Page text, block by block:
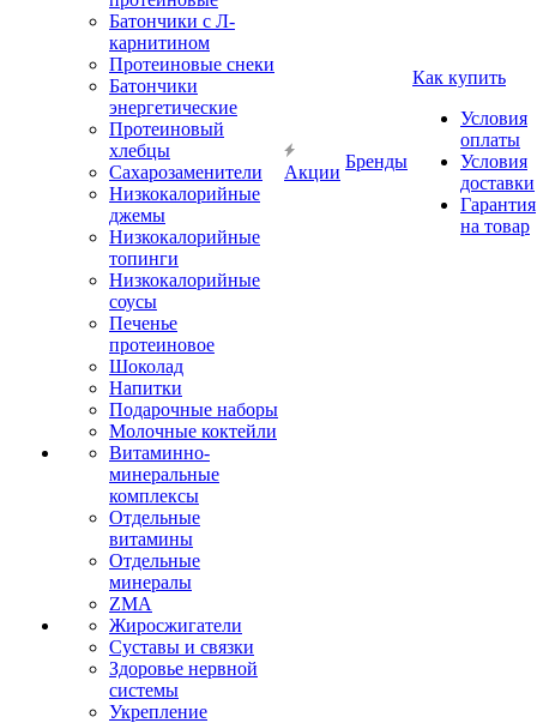
Батончики с Л-
карнитином
Протеиновые снеки
Батончики
энергетические
Протеиновый
хлебцы
Сахарозаменители
Низкокалорийные
джемы
Низкокалорийные
топинги
Низкокалорийные
соусы
Печенье
протеиновое
Шоколад
Напитки
Подарочные наборы
Молочные коктейли
Витаминно-
минеральные
комплексы
Отдельные
витамины
Отдельные
минералы
ZMA
Жиросжигатели
Суставы и связки
Здоровье нервной
системы
Укрепление
Акции
Бренды
Как купить
Условия
оплаты
Условия
доставки
Гарантия
на товар